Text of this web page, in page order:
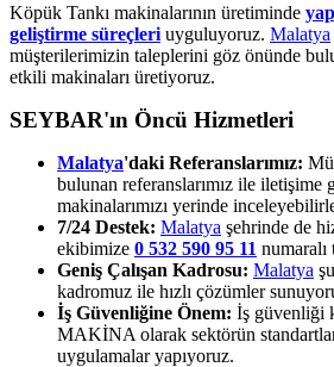
Köpük Tankı makinalarının üretiminde
geliştirme süreçleri uyguluyoruz. Malatya
müşterilerimizin taleplerini göz önünde
etkili makinaları üretiyoruz.
SEYBAR'ın Öncü Hizmetleri
Malatya'daki Referanslarımız:
bulunan referanslarımız ile iletişime
makinalarımızı yerinde
7/24 Destek: Malatya şehrinde de
ekibimize 0 532 590 95 11
Geniş Çalışan Kadrosu: Malatya
kadromuz ile hızlı çözümler
İş Güvenliğine Önem: İş güvenliği
MAKİNA olarak sektörün
uygulamalar yapıyoruz.